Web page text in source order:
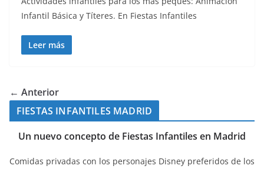
Infantil Básica y Títeres. En Fiestas Infantiles
Leer más
← Anterior
FIESTAS INFANTILES MADRID
Un nuevo concepto de Fiestas Infantiles en Madrid
Comidas privadas con los personajes Disney preferidos de los